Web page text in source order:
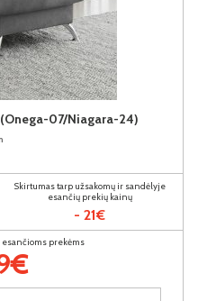
(Onega-07/Niagara-24)
Skirtumas tarp užsakomų ir sandėlyje
esančių prekių kainų
- 21€
prekėms